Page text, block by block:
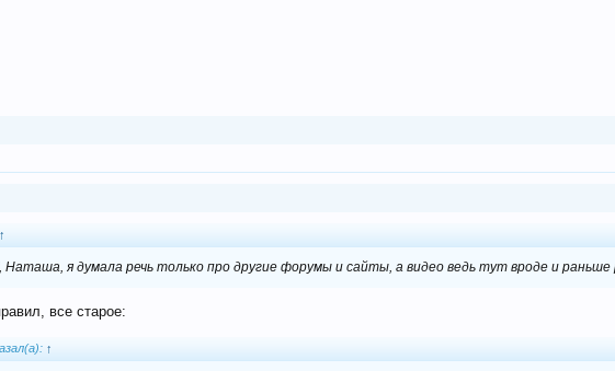
↑
Наташа, я думала речь только про другие форумы и сайты, а видео ведь тут вроде и
все старое:
↑